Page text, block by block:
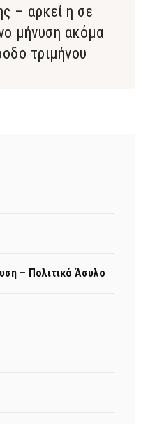
– αρκεί η σε
μήνυση ακόμα
τριμήνου
– Πολιτικό Άσυλο